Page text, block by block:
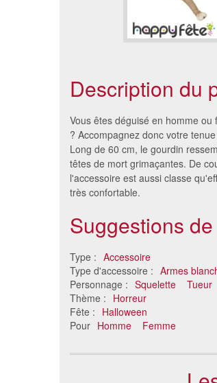
Description du
Vous êtes déguisé en homme
? Accompagnez donc votre
Long de 60 cm, le gourdin
têtes de mort grimaçantes. De
l'accessoire est aussi classe
très confortable.
Suggestions
Type : Accessoire
Type d'accessoire : Armes
Personnage : Squelette
Tueur
Thème : Horreur
Fête : Halloween
Pour Homme Femme
Fouet
4.47 €